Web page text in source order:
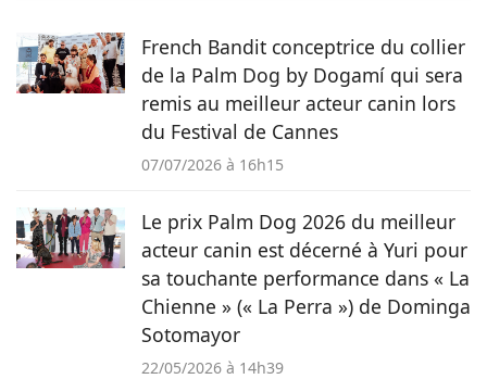
vous émouvoir et vous informer sur nos compagnons
préférés.
French Bandit conceptrice du collier
de la Palm Dog by Dogamí qui sera
remis au meilleur acteur canin lors
du Festival de Cannes
07/07/2026 à 16h15
Le prix Palm Dog 2026 du meilleur
acteur canin est décerné à Yuri pour
sa touchante performance dans « La
Chienne » (« La Perra ») de Dominga
Sotomayor
22/05/2026 à 14h39